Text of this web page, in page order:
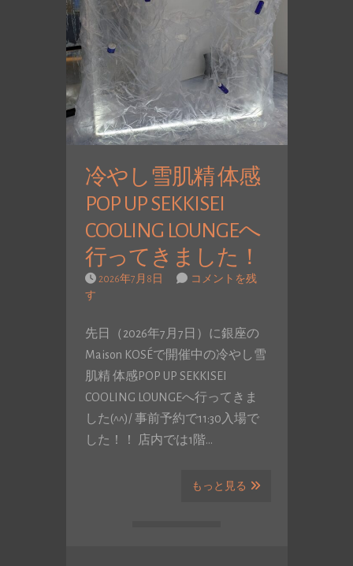
冷やし雪肌精 体感
POP UP SEKKISEI
COOLING LOUNGEへ
行ってきました！
2026年7月8日
コメントを残
す
先日（2026年7月7日）に銀座の
Maison KOSÉで開催中の冷やし雪
肌精 体感POP UP SEKKISEI
COOLING LOUNGEへ行ってきま
した(^^)/ 事前予約で11:30入場で
した！！ 店内では1階…
もっと見る